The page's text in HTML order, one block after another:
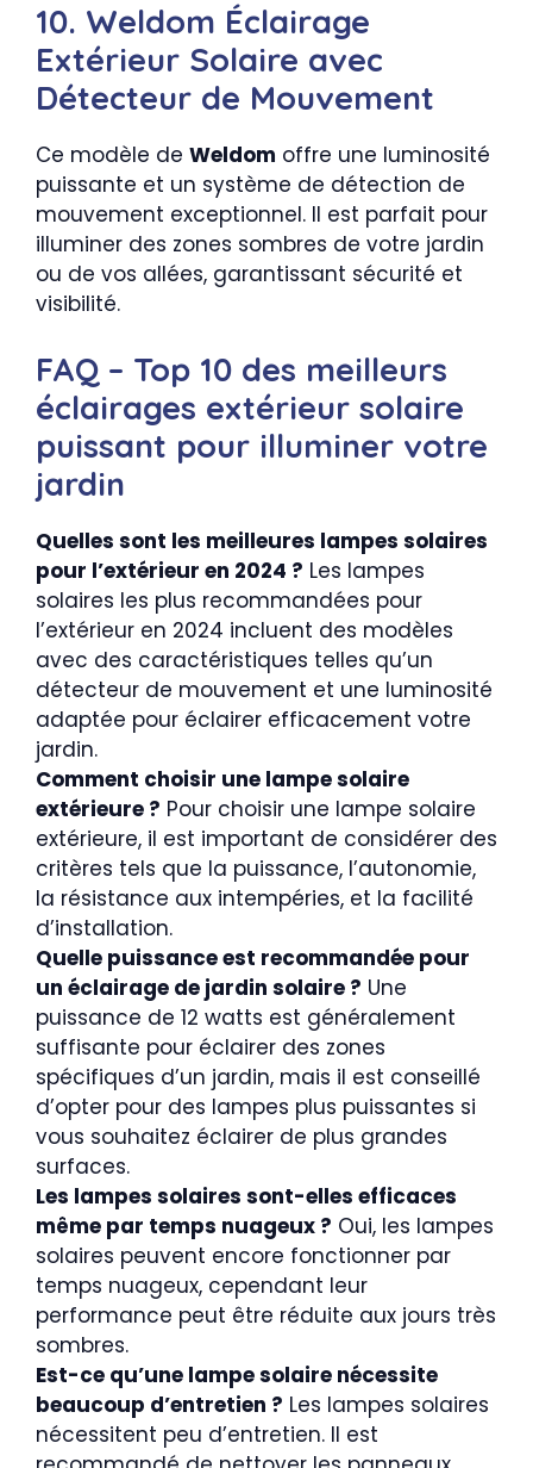
10. Weldom Éclairage
Extérieur Solaire avec
Détecteur de Mouvement
Ce modèle de Weldom offre une luminosité
puissante et un système de détection de
mouvement exceptionnel. Il est parfait pour
illuminer des zones sombres de votre jardin
ou de vos allées, garantissant sécurité et
visibilité.
FAQ – Top 10 des meilleurs
éclairages extérieur solaire
puissant pour illuminer votre
jardin
Quelles sont les meilleures lampes solaires
pour l’extérieur en 2024 ? Les lampes
solaires les plus recommandées pour
l’extérieur en 2024 incluent des modèles
avec des caractéristiques telles qu’un
détecteur de mouvement et une luminosité
adaptée pour éclairer efficacement votre
jardin.
Comment choisir une lampe solaire
extérieure ? Pour choisir une lampe solaire
extérieure, il est important de considérer des
critères tels que la puissance, l’autonomie,
la résistance aux intempéries, et la facilité
d’installation.
Quelle puissance est recommandée pour
un éclairage de jardin solaire ? Une
puissance de 12 watts est généralement
suffisante pour éclairer des zones
spécifiques d’un jardin, mais il est conseillé
d’opter pour des lampes plus puissantes si
vous souhaitez éclairer de plus grandes
surfaces.
Les lampes solaires sont-elles efficaces
même par temps nuageux ? Oui, les lampes
solaires peuvent encore fonctionner par
temps nuageux, cependant leur
performance peut être réduite aux jours très
sombres.
Est-ce qu’une lampe solaire nécessite
beaucoup d’entretien ? Les lampes solaires
nécessitent peu d’entretien. Il est